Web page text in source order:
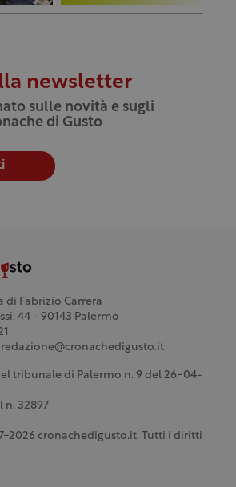
newsletter
sulle novità e sugli
di Gusto
di Fabrizio Carrera
44 - 90143 Palermo
redazione@cronachedigusto.it
tribunale di Palermo n. 9 del 26-04-
n. 32897
2026 cronachedigusto.it. Tutti i diritti